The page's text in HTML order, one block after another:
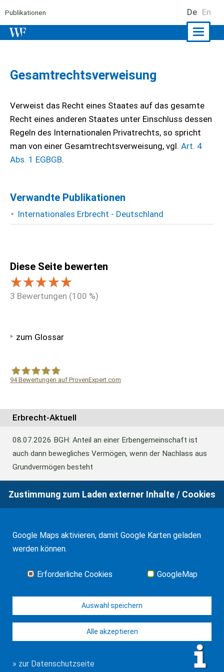
Publikationen De En
Gesamtrechtsverweisung
Verweist das Recht eines Staates auf das gesamte
Recht eines anderen Staates unter Einschluss dessen
Regeln des Internationalen Privatrechts, so spricht
man von einer Gesamtrechtsverweisung, vgl. Art. 4
Abs. 1 EGBGB.
Verwandte Publikationen
Internationales Erbrecht - Deutschland
Diese Seite bewerten
3 Bewertungen (100 %)
zum Glossar
94Bewertungen auf ProvenExpert.com
Erbrecht-Aktuell
08.07.2026 BGH: Anteil an einer Erbengemeinschaft ist
auch dann bewegliches Vermögen, wenn der Nachlass aus
Grundvermögen besteht
BFH: Abweichende Festsetzung aus
17.03.2026Andalusien: Vergünstigungen bei der
Alle Neuigkeiten
© J-H. Frank, Fachanwalt Erbrecht 2026
Zustimmung zum Laden externer Inhalte / Cookies
Google Maps aktivieren, damit Google Karten geladen
werden können.
Erforderliche Cookies GoogleMap
Auswahl speichern
Alle akzeptieren
» zur Datenschutzseite